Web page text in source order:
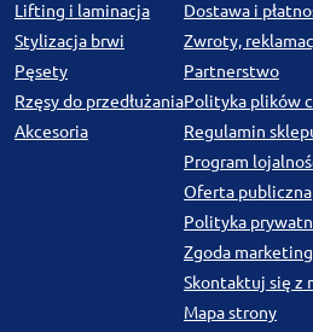
Lifting i laminacja
Stylizacja brwi
Pęsety
Rzęsy do przedłużania
Akcesoria
Dostawa i
Zwroty,
Partnerstwo
Polityka plików
Regulamin
Program
Oferta publiczna
Polityka
Zgoda
Skontaktuj się z
Mapa strony